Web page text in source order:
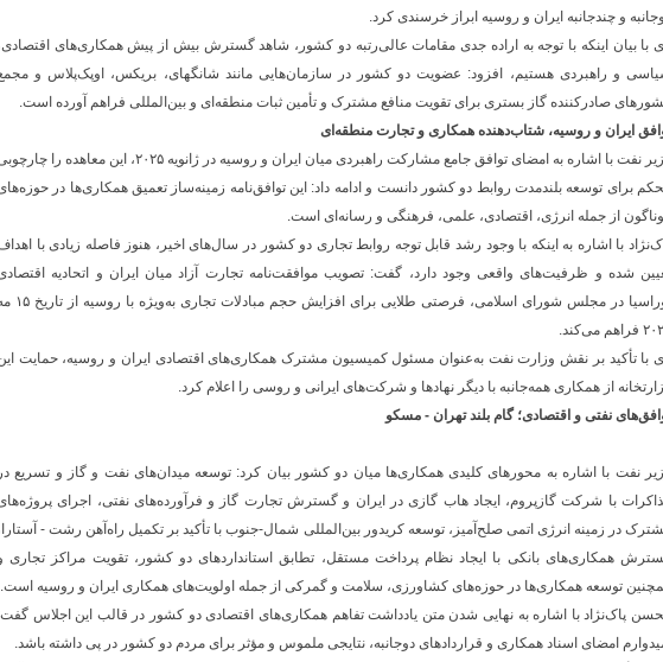
و چندجانبه ایران و روسیه ابراز خرسندی کرد.
با بیان اینکه با توجه به اراده جدی مقامات عالی‌رتبه دو کشور، شاهد گسترش بیش از پیش همکاری‌های
و راهبردی هستیم، افزود: عضویت دو کشور در سازمان‌هایی مانند شانگهای، بریکس، اوپک‌پلاس و
صادرکننده گاز بستری برای تقویت منافع مشترک و تأمین ثبات منطقه‌ای و بین‌المللی فراهم آورده است.
ایران و روسیه، شتاب‌دهنده همکاری و تجارت منطقه‌ای
وزیر نفت با اشاره به امضای توافق جامع مشارکت راهبردی میان ایران و روسیه در ژانویه ۲۰۲۵، این معاهده را
برای توسعه بلندمدت روابط دو کشور دانست و ادامه داد: این توافق‌نامه زمینه‌ساز تعمیق همکاری‌ها در
از جمله انرژی، اقتصادی، علمی، فرهنگی و رسانه‌ای است.
با اشاره به اینکه با وجود رشد قابل توجه روابط تجاری دو کشور در سال‌های اخیر، هنوز فاصله زیادی با
شده و ظرفیت‌های واقعی وجود دارد، گفت: تصویب موافقت‌نامه تجارت آزاد میان ایران و اتحادیه
اوراسیا در مجلس شورای اسلامی، فرصتی طلایی برای افزایش حجم مبادلات
می‌کند.
با تأکید بر نقش وزارت نفت به‌عنوان مسئول کمیسیون مشترک همکاری‌های اقتصادی ایران و روسیه، حمایت
از همکاری همه‌جانبه با دیگر نهادها و شرکت‌های ایرانی و روسی را اعلام کرد.
نفتی و اقتصادی؛ گام بلند تهران - مسکو
نفت با اشاره به محورهای کلیدی همکاری‌ها میان دو کشور بیان کرد: توسعه میدان‌های نفت و گاز و تسریع در
با شرکت گازپروم، ایجاد هاب گازی در ایران و گسترش تجارت گاز و فرآورده‌های نفتی، اجرای
در زمینه انرژی اتمی صلح‌آمیز، توسعه کریدور بین‌المللی شمال-جنوب با تأکید بر تکمیل راه‌آهن رشت -
همکاری‌های بانکی با ایجاد نظام پرداخت مستقل، تطابق استانداردهای دو کشور، تقویت مراکز تجاری
توسعه همکاری‌ها در حوزه‌های کشاورزی، سلامت و گمرکی از جمله اولویت‌های همکاری ایران و روسیه است.
پاک‌نژاد با اشاره به نهایی شدن متن یادداشت تفاهم همکاری‌های اقتصادی دو کشور در قالب این اجلاس
امضای اسناد همکاری و قراردادهای دوجانبه، نتایجی ملموس و مؤثر برای مردم دو کشور در پی داشته باشد.